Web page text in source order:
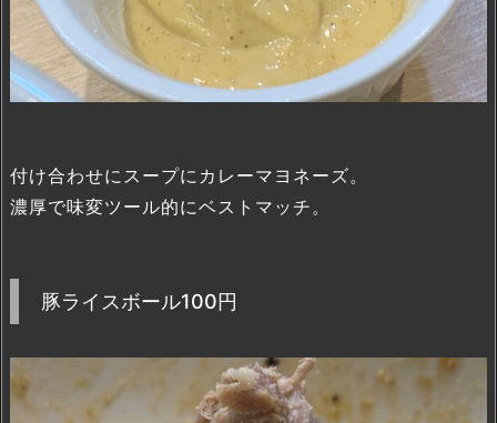
付け合わせにスープにカレーマヨネーズ。
濃厚で味変ツール的にベストマッチ。
豚ライスボール100円